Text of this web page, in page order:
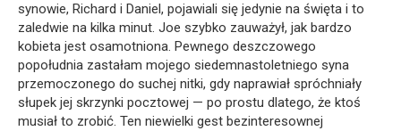
synowie, Richard i Daniel, pojawiali się jedynie na święta i to
zaledwie na kilka minut. Joe szybko zauważył, jak bardzo
kobieta jest osamotniona. Pewnego deszczowego
popołudnia zastałam mojego siedemnastoletniego syna
przemoczonego do suchej nitki, gdy naprawiał spróchniały
słupek jej skrzynki pocztowej — po prostu dlatego, że ktoś
musiał to zrobić. Ten niewielki gest bezinteresownej